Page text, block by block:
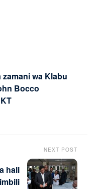
zamani wa Klabu
Bocco
NEXT POST
hali